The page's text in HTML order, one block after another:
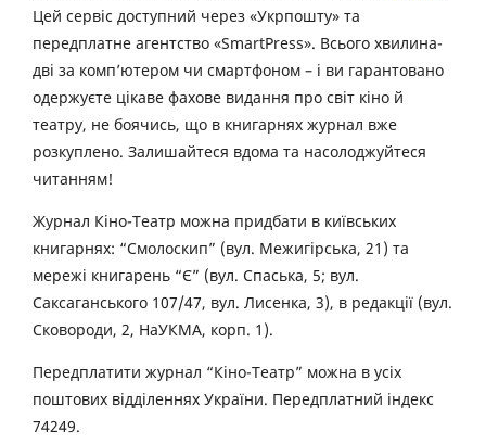
Цей сервіс доступний через «Укрпошту» та
передплатне агентство «SmartPress». Всього хвилина-
дві за комп’ютером чи смартфоном – і ви гарантовано
одержуєте цікаве фахове видання про світ кіно й
театру, не боячись, що в книгарнях журнал вже
розкуплено. Залишайтеся вдома та насолоджуйтеся
читанням!
Журнал Кіно-Театр можна придбати в київських
книгарнях: “Смолоскип” (вул. Межигірська, 21) та
мережі книгарень “Є” (вул. Спаська, 5; вул.
Саксаганського 107/47, вул. Лисенка, 3), в редакції (вул.
Сковороди, 2, НаУКМА, корп. 1).
Передплатити журнал “Кіно-Театр” можна в усіх
поштових відділеннях України. Передплатний індекс
74249.